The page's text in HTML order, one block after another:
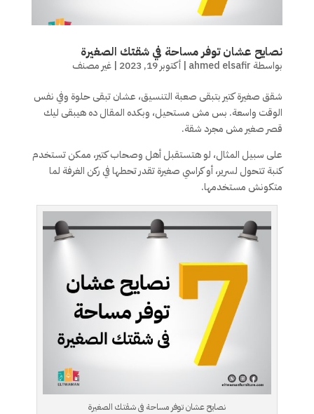
نصايح عشان توفر مساحة في شقتك الصغيرة
بواسطة ahmed elsafir
| أكتوبر 19, 2023 | غير مصنف
شقق صغيرة كتير بتبقى صعبة التنسيق، عشان تبقى حلوة وفي نفس
الوقت واسعة. بس مش مستحيل، وبكده المقال ده هيبقى ليك
قصر صغير مش مجرد شقة.
على سبيل المثال، لو هتستقبل أهل وصحاب كتير، ممكن تستخدم
كنبة تتحول لسرير، أو كراسي صغيرة تقدر تحطها في ركن الغرفة لما
متكونش مستخدمها.
نصايح عشان توفر مساحة فى شقتك الصغيرة